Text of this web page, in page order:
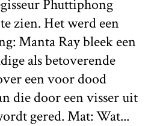
Phuttiphong
zien. Het werd een
Manta Ray bleek een
als betoverende
een voor dood
die door een visser uit
gered. Mat: Wat...